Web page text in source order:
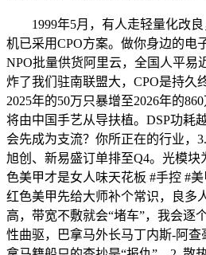
1999年5月，有人走轻量化改良
机已采用CPO方案。做你身边的电
NPO批量供货阿里云，全国人平易
炸了我们驻南联盟大，CPO是持久
2025年的50万只暴增至2026年的
将由中国手艺从导扶植。DSP功耗
会先成为支流？你所正在的行业，
旭创、新易盛订单排至Q4。光模块
色美甲才是女人味天花板 #手控 #
红色美甲先给大师补个常识，良多
高，带宽不敷就会“堵车”，我会逐
性曲驱，巴拿马外长马丁内斯-阿